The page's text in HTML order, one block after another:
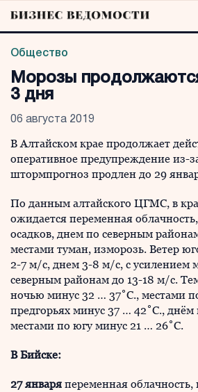
Общество
Морозы
3 дня
06 августа 2019
В Алтайском крае продолжает
оперативное предупреждение из-
штормпрогноз продлен до 29
По данным алтайского ЦГМС, в
ожидается переменная
осадков, днем по северным
местами туман, изморозь. Ветер
2-7 м/с, днем 3-8 м/с, с усилением
северным районам до 13-18 м/с.
ночью минус 32 … 37˚С., местами
предгорьях минус 37 … 42˚С., днём
местами по югу минус 21 … 26˚С.
В Бийске:
27 января переменная облачность,